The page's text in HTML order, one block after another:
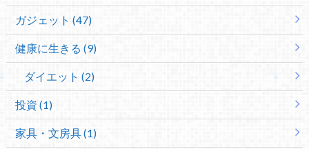
ガジェット (47)
健康に生きる (9)
ダイエット (2)
投資 (1)
家具・文房具 (1)